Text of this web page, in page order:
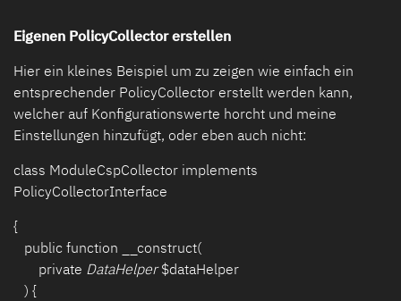
Eigenen PolicyCollector erstellen
Hier ein kleines Beispiel um zu zeigen wie einfach ein
entsprechender PolicyCollector erstellt werden kann,
welcher auf Konfigurationswerte horcht und meine
Einstellungen hinzufügt, oder eben auch nicht:
class ModuleCspCollector implements
PolicyCollectorInterface
{
public function __construct(
private DataHelper$dataHelper
) {